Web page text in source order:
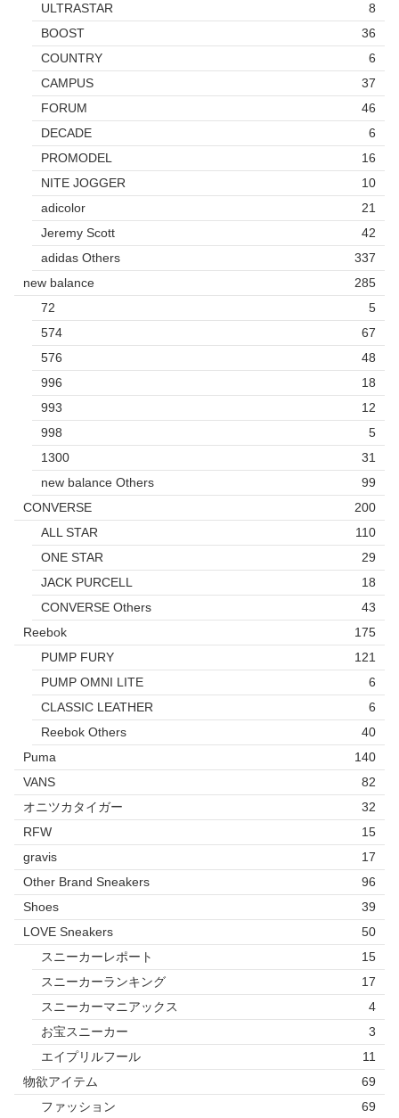
ULTRASTAR
8
BOOST
36
COUNTRY
6
CAMPUS
37
FORUM
46
DECADE
6
PROMODEL
16
NITE JOGGER
10
adicolor
21
Jeremy Scott
42
adidas Others
337
new balance
285
72
5
574
67
576
48
996
18
993
12
998
5
1300
31
new balance Others
99
CONVERSE
200
ALL STAR
110
ONE STAR
29
JACK PURCELL
18
CONVERSE Others
43
Reebok
175
PUMP FURY
121
PUMP OMNI LITE
6
CLASSIC LEATHER
6
Reebok Others
40
Puma
140
VANS
82
オニツカタイガー
32
RFW
15
gravis
17
Other Brand Sneakers
96
Shoes
39
LOVE Sneakers
50
スニーカーレポート
15
スニーカーランキング
17
スニーカーマニアックス
4
お宝スニーカー
3
エイプリルフール
11
物欲アイテム
69
ファッション
69